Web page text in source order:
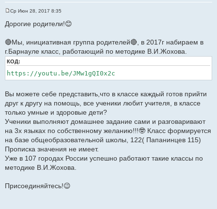
о
щ
е
н
и
е
Ср Июн 28, 2017 8:35
Дорогие родители!😊
🔴Мы, инициативная группа родителей🔴, в 2017г набираем в
г.Барнауле класс, работающий по методике В.И.Жохова.
КОД:
https://youtu.be/JMw1gQI0x2c
Вы можете себе представить,что в классе каждый готов прийти
друг к другу на помощь, все ученики любит учителя, в классе
только умные и здоровые дети?
Ученики выполняют домашнее задание сами и разговаривают
на 3х языках по собственному желанию!!!🤓 Класс формируется
на базе общеобразовательной школы, 122( Папанинцев 115)
Прописка значения не имеет.
Уже в 107 городах России успешно работают такие классы по
методике В.И.Жохова.
Присоединяйтесь!😉